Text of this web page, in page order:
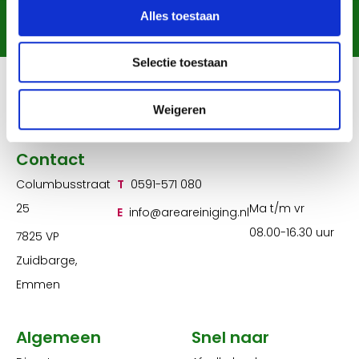
Alles toestaan
Selectie toestaan
Weigeren
Contact
Columbusstraat
25
7825 VP
Zuidbarge,
Emmen
T 0591-571 080
E info@areareiniging.nlMa t/m vr
08.00-16.30 uur
Algemeen Snel naar